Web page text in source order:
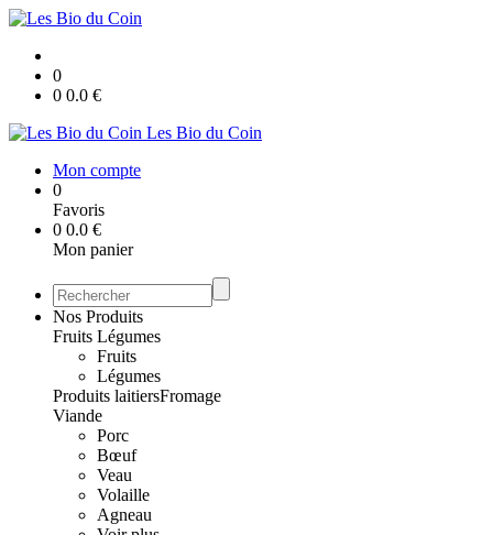
0
0 0.0 €
Les Bio du Coin
Mon compte
0
Favoris
0 0.0 €
Mon panier
Nos Produits
Fruits Légumes
Fruits
Légumes
Produits laitiersFromage
Viande
Porc
Bœuf
Veau
Volaille
Agneau